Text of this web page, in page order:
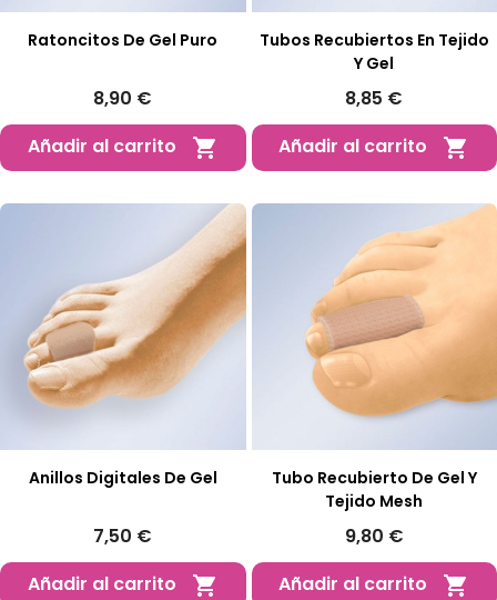
Ratoncitos De Gel Puro
8,90 €
Añadir al carrito

Tubos Recubiertos En Tejido
Y Gel
8,85 €
Añadir al carrito

Anillos Digitales De Gel
7,50 €
Añadir al carrito

Tubo Recubierto De Gel Y
Tejido Mesh
9,80 €
Añadir al carrito
